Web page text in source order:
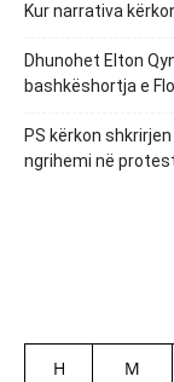
Kur narrativa
Dhunohet Elton
bashkëshortja e
PS kërkon
ngrihemi në
H M